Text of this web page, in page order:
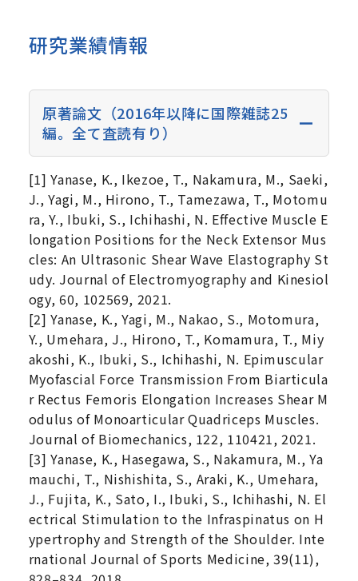
研究業績情報
原著論文（2016年以降に国際雑誌25
編。全て査読有り）
[1] Yanase, K., Ikezoe, T., Nakamura, M., Saeki,
J., Yagi, M., Hirono, T., Tamezawa, T., Motomu
ra, Y., Ibuki, S., Ichihashi, N. Effective Muscle E
longation Positions for the Neck Extensor Mus
cles: An Ultrasonic Shear Wave Elastography St
udy. Journal of Electromyography and Kinesiol
ogy, 60, 102569, 2021.
[2] Yanase, K., Yagi, M., Nakao, S., Motomura,
Y., Umehara, J., Hirono, T., Komamura, T., Miy
akoshi, K., Ibuki, S., Ichihashi, N. Epimuscular
Myofascial Force Transmission From Biarticula
r Rectus Femoris Elongation Increases Shear M
odulus of Monoarticular Quadriceps Muscles.
Journal of Biomechanics, 122, 110421, 2021.
[3] Yanase, K., Hasegawa, S., Nakamura, M., Ya
mauchi, T., Nishishita, S., Araki, K., Umehara,
J., Fujita, K., Sato, I., Ibuki, S., Ichihashi, N. El
ectrical Stimulation to the Infraspinatus on H
ypertrophy and Strength of the Shoulder. Inte
rnational Journal of Sports Medicine, 39(11),